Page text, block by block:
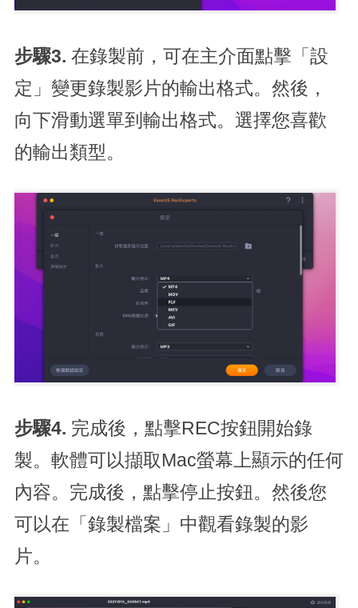
步驟3. 在錄製前，可在主介面點擊「設
定」變更錄製影片的輸出格式。然後，
向下滑動選單到輸出格式。選擇您喜歡
的輸出類型。
步驟4. 完成後，點擊REC按鈕開始錄
製。軟體可以擷取Mac螢幕上顯示的任何
內容。完成後，點擊停止按鈕。然後您
可以在「錄製檔案」中觀看錄製的影
片。